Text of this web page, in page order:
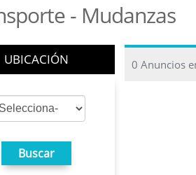
- Mudanzas
UBICACIÓN 0 Anuncios